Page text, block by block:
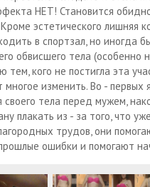
НЕТ! Становится
эстетического лишняя
в спортзал, но иногда
обвисшего тела (особенно
кого не постигла эта
изменить. Во - первых
своего тела перед мужем,
плакать из - за того, что
трудов, они
ошибки и помогают